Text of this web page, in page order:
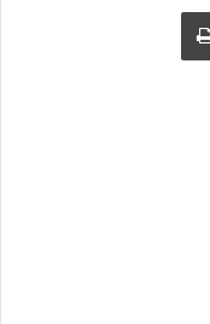
طباعة